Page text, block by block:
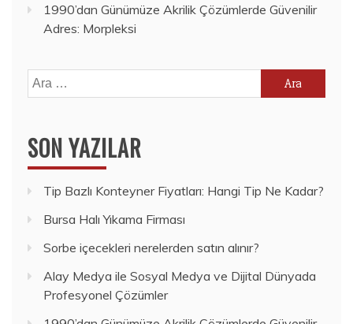
1990’dan Günümüze Akrilik Çözümlerde Güvenilir
Adres: Morpleksi
Arama:
SON YAZILAR
Tip Bazlı Konteyner Fiyatları: Hangi Tip Ne Kadar?
Bursa Halı Yıkama Firması
Sorbe içecekleri nerelerden satın alınır?
Alay Medya ile Sosyal Medya ve Dijital Dünyada
Profesyonel Çözümler